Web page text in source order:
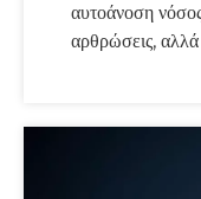
αυτοάνοση
αρθρώσεις,
μια
να επηρεάσει
σώματος,